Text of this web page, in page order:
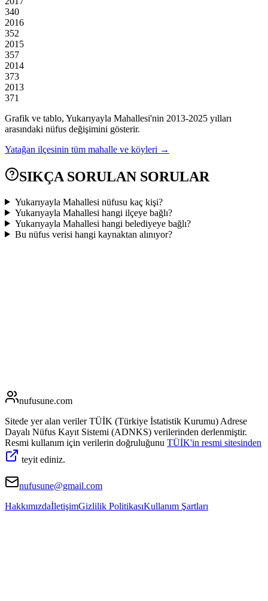
340
2016
352
2015
357
2014
373
2013
371
Grafik ve tablo, Yukarıyayla Mahallesi'nin 2013-2025 yılları
arasındaki nüfus değişimini gösterir.
Yatağan ilçesinin tüm mahalle ve köyleri →
SIKÇA SORULAN SORULAR
Yukarıyayla Mahallesi nüfusu kaç kişi?
Yukarıyayla Mahallesi hangi ilçeye bağlı?
Yukarıyayla Mahallesi hangi belediyeye bağlı?
Bu nüfus verisi hangi kaynaktan alınıyor?
nufusune.com
Sitede yer alan veriler TÜİK (Türkiye İstatistik Kurumu) Adrese
Dayalı Nüfus Kayıt Sistemi (ADNKS) verilerinden derlenmiştir.
Resmi kullanım için verilerin doğruluğunu TÜİK'in resmi sitesinden
teyit ediniz.
nufusune@gmail.com
HakkımızdaİletişimGizlilik PolitikasıKullanım Şartları